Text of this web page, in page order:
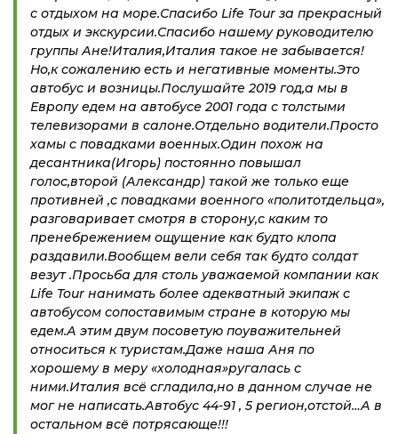
с отдыхом на море.Спасибо Life Tour за прекрасный
отдых и экскурсии.Спасибо нашему руководителю
группы Ане!Италия,Италия такое не забывается!
Но,к сожалению есть и негативные моменты.Это
автобус и возницы.Послушайте 2019 год,а мы в
Европу едем на автобусе 2001 года с толстыми
телевизорами в салоне.Отдельно водители.Просто
хамы с повадками военных.Один похож на
десантника(Игорь) постоянно повышал
голос,второй (Александр) такой же только еще
противней ,с повадками военного «политотдельца»,
разговаривает смотря в сторону,с каким то
пренебрежением ощущение как будто клопа
раздавили.Вообщем вели себя так будто солдат
везут .Просьба для столь уважаемой компании как
Life Tour нанимать более адекватный экипаж с
автобусом сопоставимым стране в которую мы
едем.А этим двум посоветую поуважительней
относиться к туристам.Даже наша Аня по
хорошему в меру «холодная»ругалась с
ними.Италия всё сгладила,но в данном случае не
мог не написать.Автобус 44-91 , 5 регион,отстой…А в
остальном всё потрясающе!!!